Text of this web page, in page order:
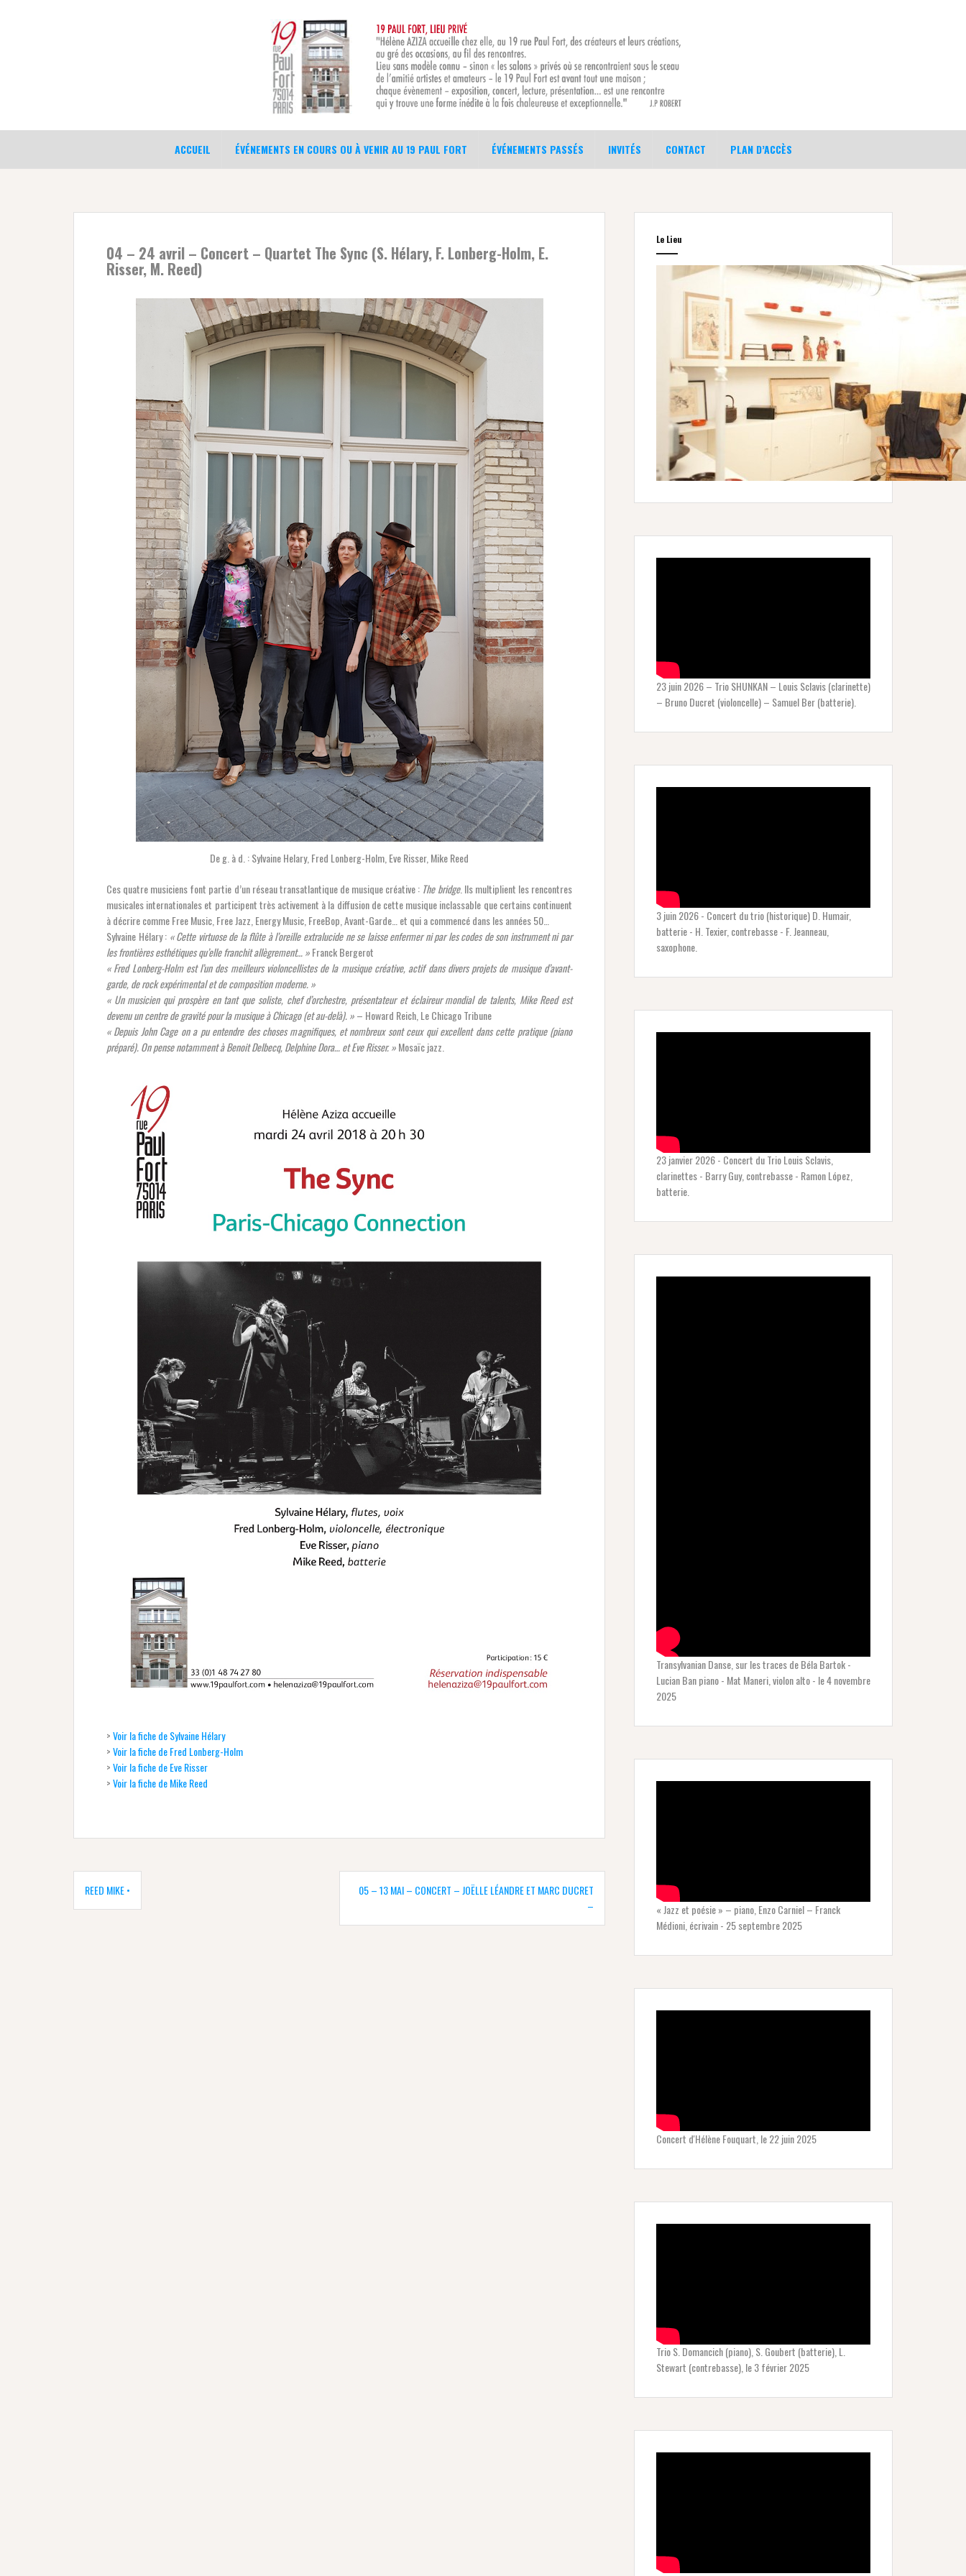
ACCUEIL ÉVÉNEMENTS EN COURS OU À VENIR AU 19 PAUL FORT ÉVÉNEMENTS PASSÉS INVITÉS CONTACT PLAN D’ACCÈS
04 – 24 avril – Concert – Quartet The Sync (S. Hélary, F. Lonberg-Holm, E.
Risser, M. Reed)
De g. à d. : Sylvaine Helary, Fred Lonberg-Holm, Eve Risser, Mike Reed
Ces quatre musiciens font partie d’un réseau transatlantique de musique créative : The bridge. Ils multiplient les rencontres
musicales internationales et participent très activement à la diffusion de cette musique inclassable que certains continuent
à décrire comme Free Music, Free Jazz, Energy Music, FreeBop, Avant-Garde… et qui a commencé dans les années 50…
Sylvaine Hélary : « Cette virtuose de la flûte à l’oreille extralucide ne se laisse enfermer ni par les codes de son instrument ni par
les frontières esthétiques qu’elle franchit allègrement… »Franck Bergerot
« Fred Lonberg-Holm est l’un des meilleurs violoncellistes de la musique créative, actif dans divers projets de musique d’avant-
garde, de rock expérimental et de composition moderne. »
« Un musicien qui prospère en tant que soliste, chef d’orchestre, présentateur et éclaireur mondial de talents, Mike Reed est
devenu un centre de gravité pour la musique à Chicago (et au-delà). »– Howard Reich, Le Chicago Tribune
« Depuis John Cage on a pu entendre des choses magnifiques, et nombreux sont ceux qui excellent dans cette pratique (piano
préparé). On pense notamment à Benoit Delbecq, Delphine Dora… et Eve Risser. »Mosaïc jazz.
>Voir la fiche de Sylvaine Hélary
>Voir la fiche de Fred Lonberg-Holm
>Voir la fiche de Eve Risser
>Voir la fiche de Mike Reed
Navigation
REED MIKE •
05 – 13 MAI – CONCERT – JOËLLE LÉANDRE ET MARC DUCRET
–
Le Lieu
23 juin 2026 – Trio SHUNKAN – Louis Sclavis (clarinette)
– Bruno Ducret (violoncelle) – Samuel Ber (batterie).
3 juin 2026 - Concert du trio (historique) D. Humair,
batterie - H. Texier, contrebasse - F. Jeanneau,
saxophone.
23 janvier 2026 - Concert du Trio Louis Sclavis,
clarinettes - Barry Guy, contrebasse - Ramon López,
batterie.
Transylvanian Danse, sur les traces de Béla Bartok -
Lucian Ban piano - Mat Maneri, violon alto - le 4 novembre
2025
« Jazz et poésie » – piano, Enzo Carniel – Franck
Médioni, écrivain - 25 septembre 2025
Concert d'Hélène Fouquart, le 22 juin 2025
Trio S. Domancich (piano), S. Goubert (batterie), L.
Stewart (contrebasse), le 3 février 2025